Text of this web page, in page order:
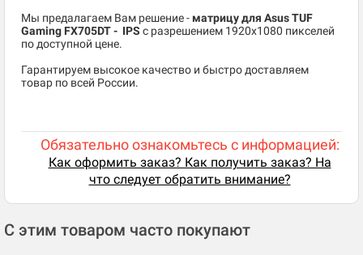
Мы предалагаем Вам решение - матрицу для Asus TUF
Gaming FX705DT - IPS c разрешением 1920x1080 пикселей
по доступной цене.
Гарантируем высокое качество и быстро доставляем
товар по всей России.
Обязательно ознакомьтесь с информацией:
Как оформить заказ? Как получить заказ? На
что следует обратить внимание?
С этим товаром часто покупают